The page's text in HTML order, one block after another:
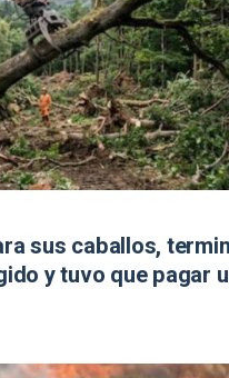
sus caballos,
y tuvo que pagar